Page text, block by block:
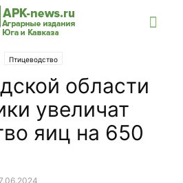
Птицеводство
области
увеличат
яиц на 650